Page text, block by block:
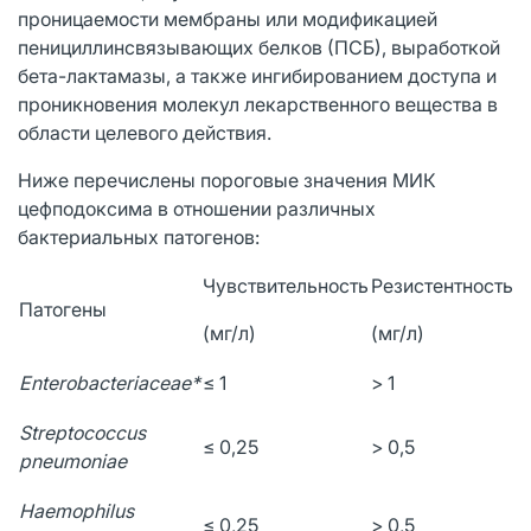
проницаемости мембраны или модификацией
пенициллинсвязывающих белков (ПСБ), выработкой
бета-лактамазы, а также ингибированием доступа и
проникновения молекул лекарственного вещества в
области целевого действия.
Ниже перечислены пороговые значения МИК
цефподоксима в отношении различных
бактериальных патогенов:
Патогены
Чувствительность
(мг/л)
Резистентность
(мг/л)
Enterobacteriaceae*≤ 1 > 1
Streptococcus
pneumoniae
≤ 0,25 > 0,5
Haemophilus
≤ 0,25 > 0,5